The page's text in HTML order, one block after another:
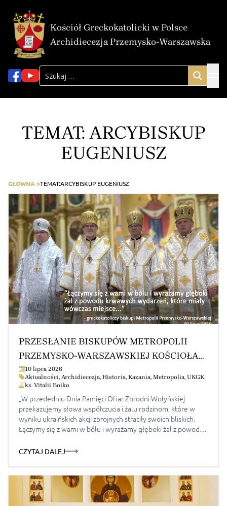
Kościół Greckokatolicki w Polsce
Archidiecezja Przemysko-Warszawska
TEMAT: ARCYBISKUP
EUGENIUSZ
GŁOWNA >TEMAT:ARCYBISKUP EUGENIUSZ
PRZESŁANIE BISKUPÓW METROPOLII
PRZEMYSKO-WARSZAWSKIEJ KOŚCIOŁA
GRECKOKATOLICKIEGO W POLSCE W
PRZEDEDNIU DNIA PAMIĘCI OFIAR
ZBRODNI WOŁYŃSKIEJ
10 lipca 2026
Aktualności, Archidiecezja, Historia, Kazania, Metropolia, UKGK
ks. Vitalii Boiko
„W przededniu Dnia Pamięci Ofiar Zbrodni Wołyńskiej
przekazujemy słowa współczucia i żalu rodzinom, które w
wyniku ukraińskich akcji zbrojnych straciły swoich bliskich.
Łączymy się z wami w bólu i wyrażamy głęboki żal z powodu
Uważamy, że każda zbrodnia powinna zostać potępiona.
[…]
CZYTAJ DALEJ